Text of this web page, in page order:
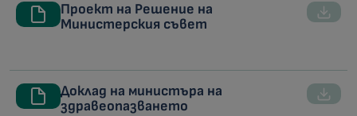
Проект на Решение на
Министерския съвет
Доклад на министъра на
здравеопазването